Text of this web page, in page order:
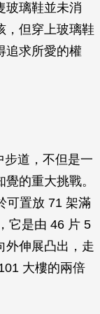
玻璃鞋並未消
，但穿上玻璃鞋
追求所愛的權
步道，不但是一
的重大挑戰。
可置放 71 架滿
它是由 46 片 5
外伸展凸出，走
大樓的兩倍